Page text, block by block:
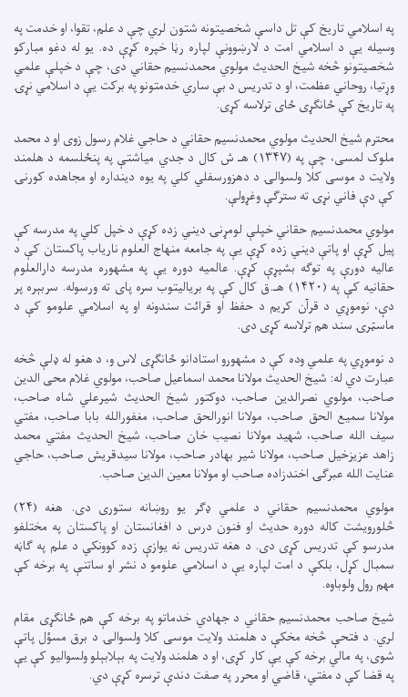
په اسلامي تاریخ کې تل داسې شخصیتونه شتون لري چې د علم، تقوا، او خدمت په
وسیله یې د اسلامي امت د لارښوونې لپاره رڼا خپره کړې ده. یو له دغو مبارکو
شخصیتونو څخه شیخ الحدیث مولوي محمدنسیم حقاني دی، چې د خپلې علمي
وړتیا، روحاني عظمت، او د تدریس د بې ساري خدمتونو په برکت یې د اسلامي نړۍ
په تاریخ کې ځانګړی ځای ترلاسه کړی.
محترم شیخ الحدیث مولوي محمدنسیم حقاني د حاجي غلام رسول زوی او د محمد
ملوک لمسی، چې په (۱۳۴۷) هـ ش کال د جدي میاشتې په پنځلسمه د هلمند
ولایت د موسی کلا ولسوالۍ د دهزورسفلي کلي په یوه دینداره او مجاهده کورنۍ
کې دې فاني نړۍ ته سترګې وغړولې.
مولوي محمدنسیم حقاني خپلې لومړنۍ دیني زده کړې د خپل کلي په مدرسه کې
پیل کړې او پاتې دیني زده کړې یې په جامعه منهاج العلوم ناریاب پاکستان کې د
عالیه دورې په توګه بشپړې کړې. عالمیه دوره یې په مشهوره مدرسه دارالعلوم
حقانیه کې په (۱۴۲۰) هـ.ق کال کې په بریالیتوب سره پای ته ورسوله. سربېره پر
دې، نوموړي د قرآن کریم د حفظ او قرائت سندونه او په اسلامي علومو کې د
ماسټرۍ سند هم ترلاسه کړی دی.
د نوموړي په علمي وده کې د مشهورو استادانو ځانګړی لاس و، د هغو له ډلې څخه
عبارت دي له: شیخ الحدیث مولانا محمد اسماعیل صاحب، مولوي غلام محی الدین
صاحب، مولوي نصرالدین صاحب، دوکتور شیخ الحدیث شیرعلي شاه صاحب،
مولانا سمیع الحق صاحب، مولانا انورالحق صاحب، مغفورالله بابا صاحب، مفتي
سیف الله صاحب، شهید مولانا نصیب خان صاحب، شیخ الحدیث مفتي محمد
زاهد عزیزخیل صاحب، مولانا شیر بهادر صاحب، مولانا سیدقریش صاحب، حاجي
عنایت الله عبرګۍ اخندزاده صاحب او مولانا معین الدین صاحب.
مولوي محمدنسیم حقاني د علمي ډګر یو روښانه ستوری دی. هغه (۲۴)
څلورویشت کاله دوره حدیث او فنون درس د افغانستان او پاکستان په مختلفو
مدرسو کې تدریس کړی دی. د هغه تدریس نه یوازې زده کوونکي د علم په ګاڼه
سمبال کړل، بلکې د امت لپاره یې د اسلامي علومو د نشر او ساتنې په برخه کې
مهم رول ولوباوه.
شیخ صاحب محمدنسیم حقاني د جهادي خدماتو په برخه کې هم ځانګړی مقام
لري. د فتحې څخه مخکې د هلمند ولایت موسی کلا ولسوالۍ د برق مسؤل پاتې
شوی، په مالي برخه کې یې کار کړی، او د هلمند ولایت په بېلابېلو ولسوالیو کې یې
په قضا کې د مفتي، قاضي او محرر په صفت دندې ترسره کړې دي.